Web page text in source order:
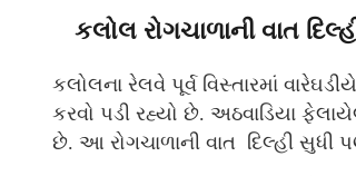
કલોલ રોગચાળાની વાત
કલોલના રેલવે પૂર્વ વિસ્તારમાં
કરવો પડી રહ્યો છે. અઠવાડિયા
છે. આ રોગચાળાની વાત દિલ્હી સુધી